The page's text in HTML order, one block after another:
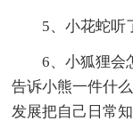
5、小花蛇听
6、小狐狸会
告诉小熊一件什
发展把自己日常